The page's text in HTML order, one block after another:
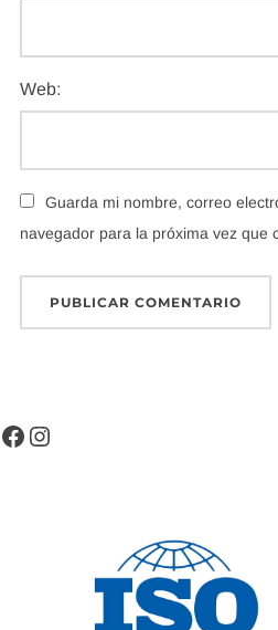
Web:
Guarda mi nombre, correo
navegador para la próxima vez que
Facebook
Instagram